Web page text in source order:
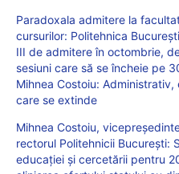
Paradoxala admitere la
cursurilor: Politehnica
III de admitere în octombrie,
sesiuni care să se încheie pe
Mihnea Costoiu: Administrativ,
care se extinde
Mihnea Costoiu,
rectorul Politehnicii București:
educației și cercetării pentru